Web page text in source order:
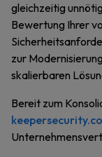
gleichzeitig
Bewertung Ihrer
zur
skalierbaren
Bereit zum